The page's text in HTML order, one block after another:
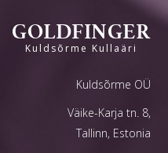
GOLDFINGER
Kuldsõrme Kullaäri
Kuldsõrme OÜ
Väike-Karja tn. 8,
Tallinn, Estonia